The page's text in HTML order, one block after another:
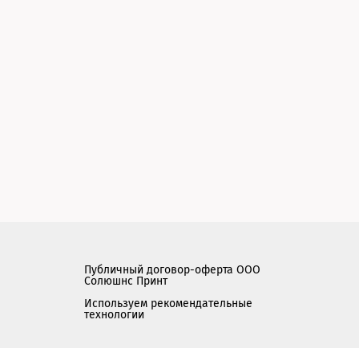
Публичный договор-оферта ООО
Солюшнс Принт
Используем рекомендательные
технологии